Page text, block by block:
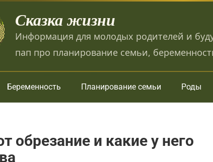
Сказка жизни
Информация для молодых родителей и
пап про планирование семьи,
Беременность Планирование семьи Роды
обрезание и какие у него